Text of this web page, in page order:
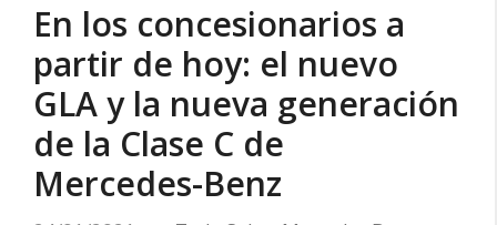
En los concesionarios a
partir de hoy: el nuevo
GLA y la nueva generación
de la Clase C de
Mercedes-Benz